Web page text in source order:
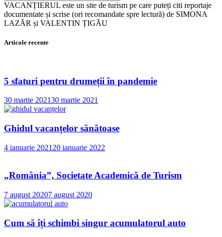
VACANȚIERUL este un site de turism pe care puteți citi reportaje
documentate și scrise (ori recomandate spre lectură) de SIMONA
LAZĂR și VALENTIN ȚIGĂU
Articole recente
5 sfaturi pentru drumeții în pandemie
30 martie 202130 martie 2021
Ghidul vacanțelor sănătoase
4 ianuarie 2021 20 ianuarie 2022
„România”, Societate Academică de Turism
7 august 20207 august 2020
Cum să îți schimbi singur acumulatorul auto